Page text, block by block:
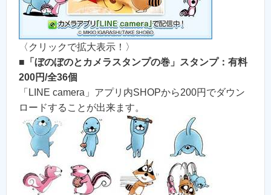
〈クリックで拡大表示！〉
■ 「ぼのぼのとカメラスタンプの巻」スタンプ：有料
200円/全36個
「LINE camera」アプリ内SHOPから200円でダウン
ロードすることが出来ます。